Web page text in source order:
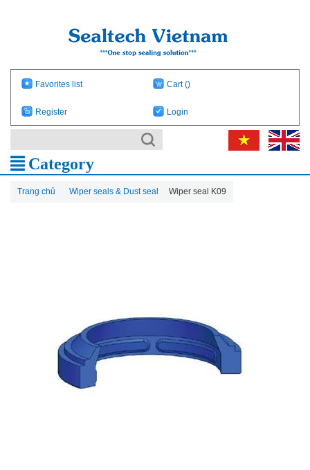
Favorites list Cart()
Register Login
Category
Trang chủ Wiper seals & Dust seal Wiper seal K09